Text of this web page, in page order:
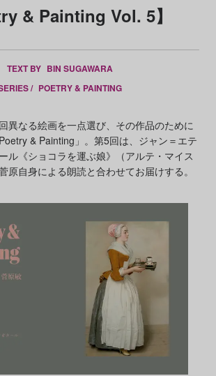
& Painting Vol. 5】
TEXT BY BIN SUGAWARA
/ POETRY & PAINTING
異なる絵画を一点選び、その作品のために
& Painting」。第5回は、ジャン＝エテ
ル《ショコラを運ぶ娘》（アルテ・マイス
原自身による朗読と合わせてお届けする。